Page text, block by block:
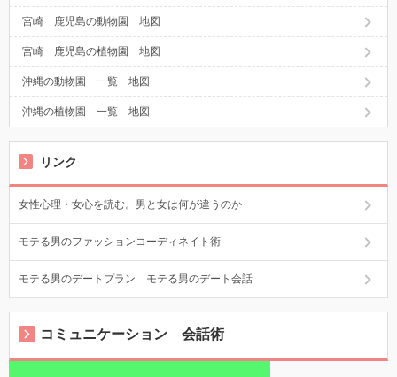
宮崎 鹿児島の動物園 地図
宮崎 鹿児島の植物園 地図
沖縄の動物園 一覧 地図
沖縄の植物園 一覧 地図
リンク
女性心理・女心を読む。男と女は何が違うのか
モテる男のファッションコーディネイト術
モテる男のデートプラン モテる男のデート会話
コミュニケーション 会話術